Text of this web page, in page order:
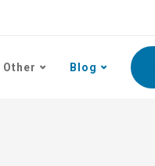
Other Blog